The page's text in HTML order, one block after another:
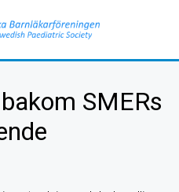
SMERs